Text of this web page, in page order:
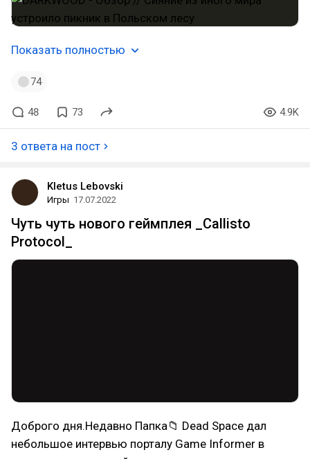
Показать полностью
74
48 73 4.9K
3 ответа на пост
Kletus Lebovski
Игры 17.07.2022
Чуть чуть нового геймплея _Callisto
Protocol_
Доброго дня.Недавно Папка📁 Dead Space дал
небольшое интервью порталу Game Informer в